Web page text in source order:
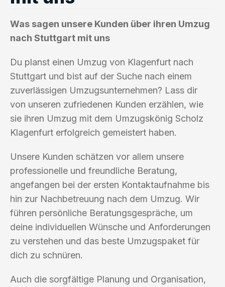
Was sagen unsere Kunden über ihren Umzug
nach Stuttgart mit uns
Du planst einen Umzug von Klagenfurt nach
Stuttgart und bist auf der Suche nach einem
zuverlässigen Umzugsunternehmen? Lass dir
von unseren zufriedenen Kunden erzählen, wie
sie ihren Umzug mit dem Umzugskönig Scholz
Klagenfurt erfolgreich gemeistert haben.
Unsere Kunden schätzen vor allem unsere
professionelle und freundliche Beratung,
angefangen bei der ersten Kontaktaufnahme bis
hin zur Nachbetreuung nach dem Umzug. Wir
führen persönliche Beratungsgespräche, um
deine individuellen Wünsche und Anforderungen
zu verstehen und das beste Umzugspaket für
dich zu schnüren.
Auch die sorgfältige Planung und Organisation,